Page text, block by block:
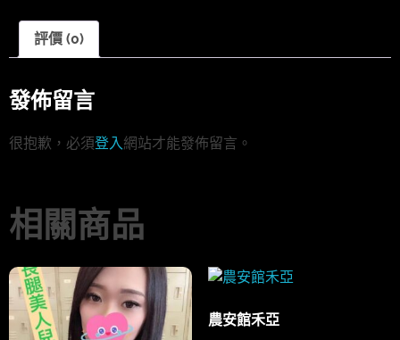
評價 (0)
發佈留言
很抱歉，必須登入 網站才能發佈留言。
相關商品
農安館禾亞